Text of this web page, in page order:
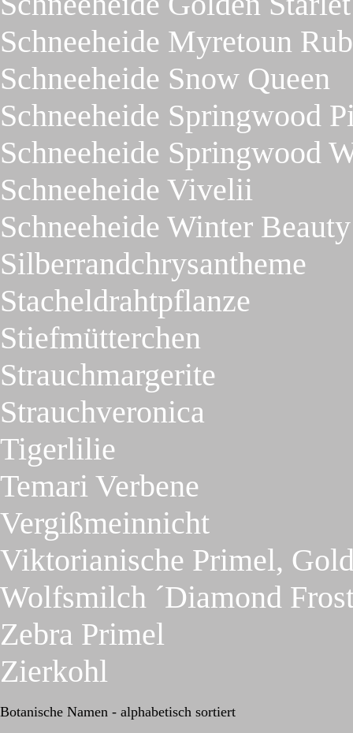
Schneeheide Myretoun
Schneeheide Snow Queen
Schneeheide Springwood
Schneeheide Springwood
Schneeheide Vivelii
Schneeheide Winter Beauty
Silberrandchrysantheme
Stacheldrahtpflanze
Stiefmütterchen
Strauchmargerite
Strauchveronica
Tigerlilie
Temari Verbene
Vergißmeinnicht
Viktorianische Primel,
Wolfsmilch ´Diamond
Zebra Primel
Zierkohl
Botanische Namen - alphabetisch sortiert